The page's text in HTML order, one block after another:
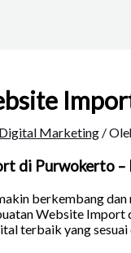
Digital Marketing /
di Purwokerto –
berkembang
Website
terbaik yang sesuai